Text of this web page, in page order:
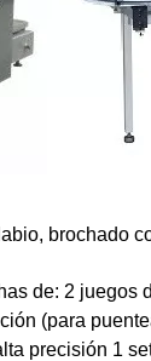
brochado
de: 2 juegos
(para
precisión 1